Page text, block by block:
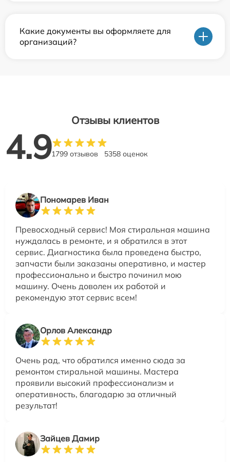
Какие документы вы оформляете для
организаций?
Отзывы клиентов
4.91799 отзывов 5358 оценок
Пономарев Иван
Превосходный сервис! Моя стиральная машина
нуждалась в ремонте, и я обратился в этот
сервис. Диагностика была проведена быстро,
запчасти были заказаны оперативно, и мастер
профессионально и быстро починил мою
машину. Очень доволен их работой и
рекомендую этот сервис всем!
Орлов Александр
Очень рад, что обратился именно сюда за
ремонтом стиральной машины. Мастера
проявили высокий профессионализм и
оперативность, благодарю за отличный
результат!
Зайцев Дамир